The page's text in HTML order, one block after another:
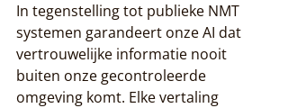
In tegenstelling tot publieke NMT
systemen garandeert onze AI dat
vertrouwelijke informatie nooit
buiten onze gecontroleerde
omgeving komt. Elke vertaling